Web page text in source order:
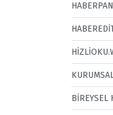
BIREYSEL